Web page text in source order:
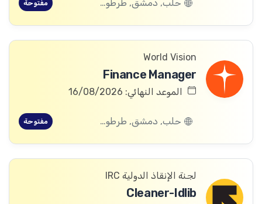
حلب, دمشق, طرطوس, ريف دمشق, ديرالزور, درعا, السويداء, إدلب, القنيطرة, اللاذقية, الرقة, حمص, الحسكة, حماة مفتوحة
World Vision
Finance Manager
الموعد النهائي: 16/08/2026
حلب, دمشق, طرطوس, ريف دمشق, ديرالزور, درعا, السويداء, إدلب, القنيطرة, اللاذقية, الرقة, حمص, الحسكة, حماة مفتوحة
لجنة الإنقاذ الدولية IRC
Cleaner-Idlib